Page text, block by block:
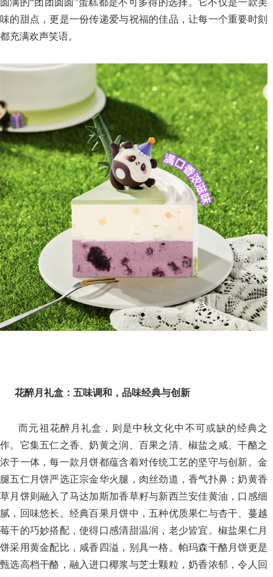
圆满的“团团圆圆”蛋糕都是不可多得的选择。它不仅是一款美
味的甜点，更是一份传递爱与祝福的佳品，让每一个重要时刻
都充满欢声笑语。
花醉月礼盒：五味调和，品味经典与创新
而元祖花醉月礼盒，则是中秋文化中不可或缺的经典之
作。它集五仁之香、奶黄之润、百果之清、椒盐之咸、干酪之
浓于一体，每一款月饼都蕴含着对传统工艺的坚守与创新。金
腿五仁月饼严选正宗金华火腿，肉丝劲道，香气扑鼻；奶黄香
草月饼则融入了马达加斯加香草籽与新西兰安佳黄油，口感细
腻，回味悠长。经典百果月饼中，五种优质果仁与杏干、蔓越
莓干的巧妙搭配，使得口感清甜温润，老少皆宜。椒盐果仁月
饼采用黄金配比，咸香四溢，别具一格。帕玛森干酪月饼更是
甄选高档干酪，融入进口椰浆与芝士颗粒，奶香浓郁，令人回